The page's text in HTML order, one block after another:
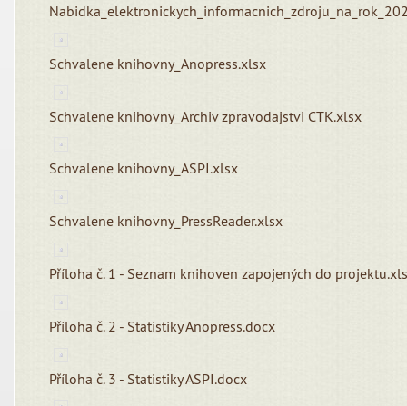
Schvalene knihovny_Anopress.xlsx
Schvalene knihovny_Archiv zpravodajstvi CTK.xlsx
Schvalene knihovny_ASPI.xlsx
Schvalene knihovny_PressReader.xlsx
Příloha č. 1 - Seznam knihoven zapojených do
Příloha č. 2 - Statistiky Anopress.docx
Příloha č. 3 - Statistiky ASPI.docx